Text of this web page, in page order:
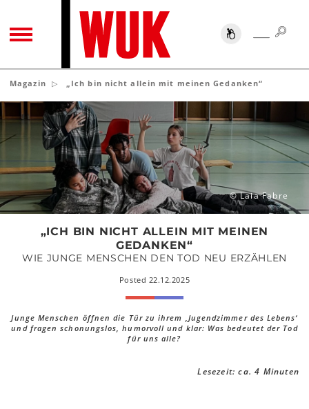
TOGGLE NAVIGATION SUCHE
Magazin „Ich bin nicht allein mit meinen Gedanken“
„Ich
bin
nicht
mit
meinen
Gedanken“
© Laia Fabre
„ICH BIN NICHT ALLEIN MIT MEINEN
GEDANKEN“
WIE JUNGE MENSCHEN DEN TOD NEU ERZÄHLEN
Posted 22.12.2025
Junge Menschen öffnen die Tür zu ihrem ‚Jugendzimmer des Lebens‘
und fragen schonungslos, humorvoll und klar: Was bedeutet der Tod
für uns alle?
Lesezeit: ca. 4 Minuten